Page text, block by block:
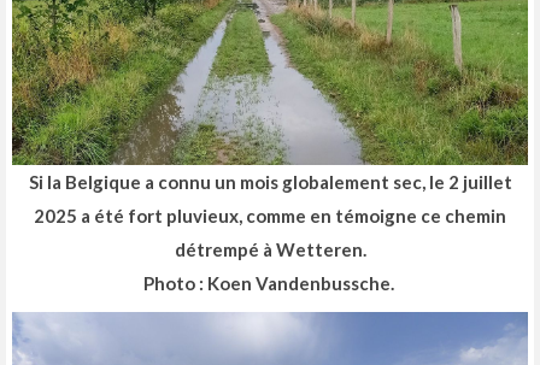
Si la Belgique a connu un mois globalement sec, le 2 juillet
2025 a été fort pluvieux, comme en témoigne ce chemin
détrempé à Wetteren.
Photo : Koen Vandenbussche.